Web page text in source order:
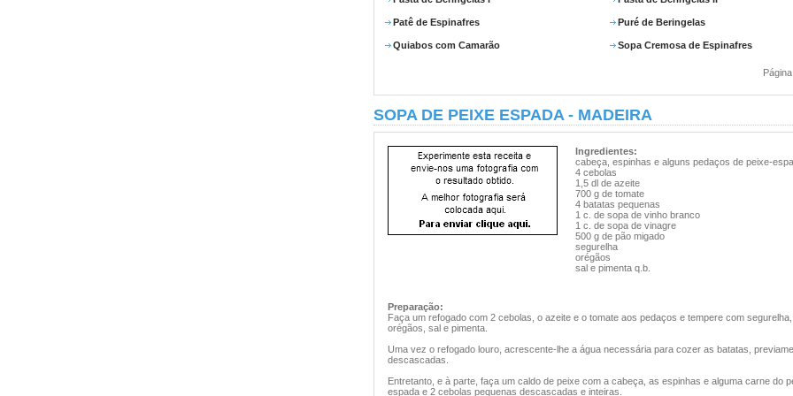
Patê de Espinafres Puré de Beringelas
Quiabos com Camarão Sopa Cremosa de Espinafres
SOPA DE PEIXE ESPADA - MADEIRA
Ingredientes:
cabeça, espinhas e alguns pedaços de peixe-
4 cebolas
1,5 dl de azeite
700 g de tomate
4 batatas pequenas
1 c. de sopa de vinho branco
1 c. de sopa de vinagre
500 g de pão migado
segurelha
orégãos
sal e pimenta q.b.
Preparação:
Faça um refogado com 2 cebolas, o azeite e o tomate aos pedaços e tempere com segurelha,
orégãos, sal e pimenta.
Uma vez o refogado louro, acrescente-lhe a água necessária para cozer as batatas,
descascadas.
Entretanto, e à parte, faça um caldo de peixe com a cabeça, as espinhas e alguma carne do
espada e 2 cebolas pequenas descascadas e inteiras.